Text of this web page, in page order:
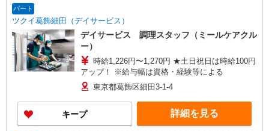
パート
ツクイ葛飾細田（デイサービス）
デイサービス 調理スタッフ（ミールケアクル
ー）
時給1,226円〜1,270円 ★土日祝日は時給100円
アップ！ ※給与幅は資格・経験等による
東京都葛飾区細田3-1-4
キープ 詳細を見る